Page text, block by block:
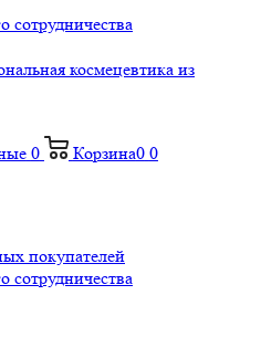
сотрудничества
0 Корзина0 0
покупателей
сотрудничества